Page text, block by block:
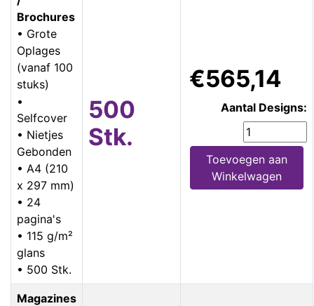
Brochures
• Grote
Oplages
(vanaf 100
stuks)
•
Selfcover
• Nietjes
Gebonden
• A4 (210
x 297 mm)
• 24
pagina's
• 115 g/m²
glans
• 500 Stk.
500
Stk.
€565,14
Aantal Designs:
Toevoegen aan
Winkelwagen
Magazines